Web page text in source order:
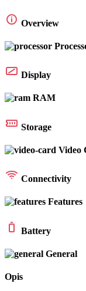
Overview
Display
RAM
Storage
Video
Connectivity
Features
Battery
General
Opis